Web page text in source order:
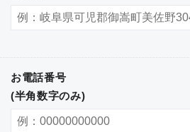
お電話番号
(半角数字のみ)